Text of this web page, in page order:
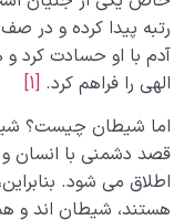
رتبه پیدا کرده و در
آدم با او حسادت کرد و
الهی را فراهم کرد. [1]
اما شیطان چیست؟
قصد دشمنی با انسان و
اطلاق می شود.
هستند، شیطان اند و